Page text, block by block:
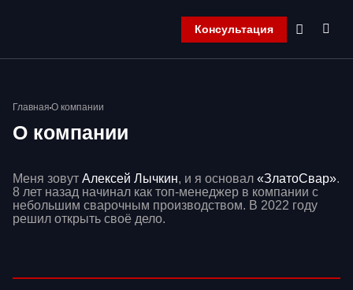
Консультация
Главная О компании
О компании
Меня зовут Алексей Лычкин, и я основал «ЗлатоСвар».
8 лет назад начинал как топ-менеджер в компании с
небольшим сварочным производством. В 2022 году
решил открыть своё дело.